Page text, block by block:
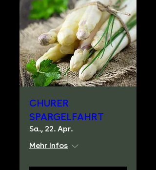
CHURER
SPARGELFAHRT
Sa., 22. Apr.
Mehr Infos